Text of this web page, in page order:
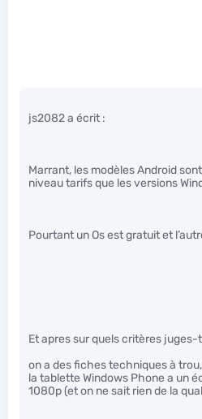
js2082 a écrit :
Marrant, les modèles Android
niveau tarifs que les versions
Pourtant un Os est gratuit et
Et apres sur quels critères juges-
on a des fiches techniques à
la tablette Windows Phone a un
1080p (et on ne sait rien de la